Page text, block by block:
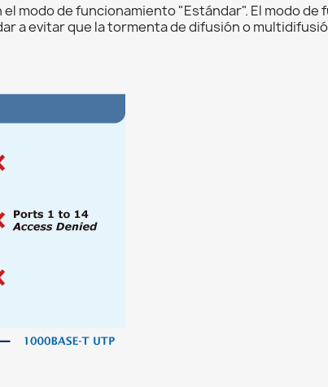
modo de funcionamiento "Estándar". El modo
a evitar que la tormenta de difusión o